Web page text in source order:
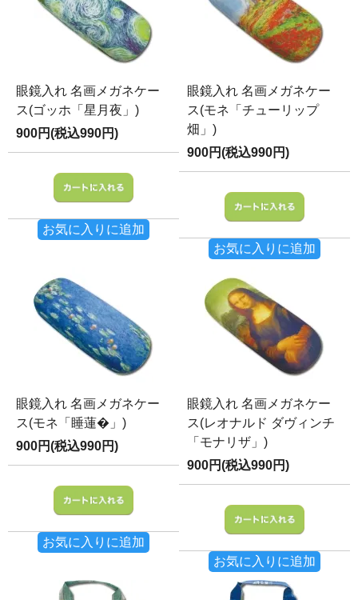
眼鏡入れ 名画メガネケー
ス(ゴッホ「星月夜」)
900円(税込990円)
お気に入りに追加
眼鏡入れ 名画メガネケー
ス(モネ「チューリップ
畑」)
900円(税込990円)
お気に入りに追加
眼鏡入れ 名画メガネケー
ス(モネ「睡蓮�」)
900円(税込990円)
お気に入りに追加
眼鏡入れ 名画メガネケー
ス(レオナルド ダヴィンチ
「モナリザ」)
900円(税込990円)
お気に入りに追加